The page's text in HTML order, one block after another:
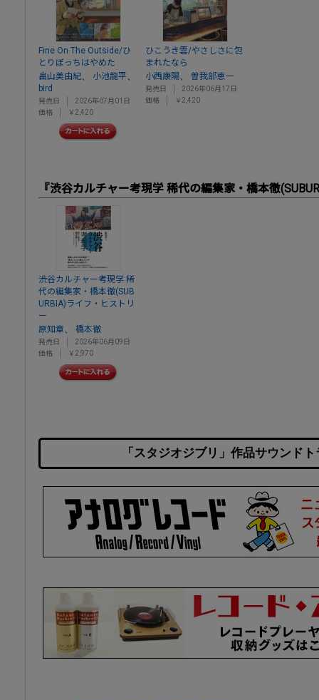
Fine On The Outside/ひ
とりぼっちはやめた
畠山美由紀、 小池龍平、
bird
発売日
2026年07月01日
価格
￥2,420
ひこうき雲/やさしさに包
まれたなら
小西康陽、 曽我部恵一
発売日
2026年06月17日
価格
￥2,420
『渋谷カルチャー考現学 稀代の編集家・橋本徹
渋谷カルチャー考現学 稀
代の編集家・橋本徹(SUB
URBIA)ライフ・ヒストリ
ー
原知章
橋本徹
発売日
2026年06月09日
価格
￥2,970
「スタジオジブリ」作品サウンド